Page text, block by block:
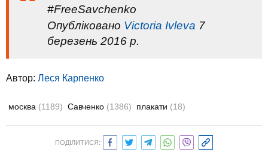
#FreeSavchenko
Опубліковано Victoria Ivleva 7
березень 2016 р.
Автор: Леся Карпенко
москва (1189) Савченко (1386) плакати (18)
ПОДІЛИТИСЯ: